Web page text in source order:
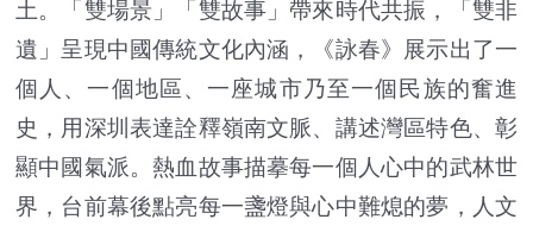
土。「雙場景」「雙故事」帶來時代共振，「雙非
遺」呈現中國傳統文化內涵，《詠春》展示出了一
個人、一個地區、一座城市乃至一個民族的奮進
史，用深圳表達詮釋嶺南文脈、講述灣區特色、彰
顯中國氣派。熱血故事描摹每一個人心中的武林世
界，台前幕後點亮每一盞燈與心中難熄的夢，人文